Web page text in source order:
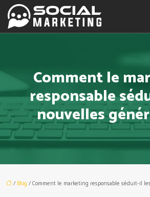
Comment le
responsable
nouvelles
/ Blog / Comment le marketing responsable séduit-il